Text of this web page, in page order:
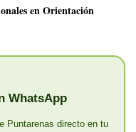
en Orientación
WhatsApp
Puntarenas directo en tu